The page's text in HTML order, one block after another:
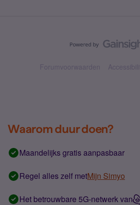
Forumvoorwaarden
Waarom duur doen?
Maandelijks gratis aanpasbaar
Regel alles zelf metMijn Simyo
Het betrouwbare 5G-netwerk van